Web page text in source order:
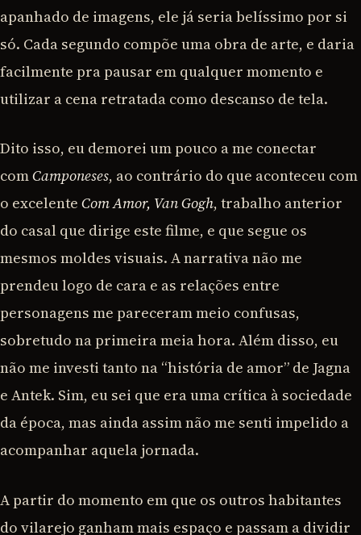
apanhado de imagens, ele já seria belíssimo por si
só. Cada segundo compõe uma obra de arte, e daria
facilmente pra pausar em qualquer momento e
utilizar a cena retratada como descanso de tela.
Dito isso, eu demorei um pouco a me conectar
comCamponeses, ao contrário do que aconteceu com
o excelente Com Amor, Van Gogh, trabalho anterior
do casal que dirige este filme, e que segue os
mesmos moldes visuais. A narrativa não me
prendeu logo de cara e as relações entre
personagens me pareceram meio confusas,
sobretudo na primeira meia hora. Além disso, eu
não me investi tanto na “história de amor” de Jagna
e Antek. Sim, eu sei que era uma crítica à sociedade
da época, mas ainda assim não me senti impelido a
acompanhar aquela jornada.
A partir do momento em que os outros habitantes
do vilarejo ganham mais espaço e passam a dividir